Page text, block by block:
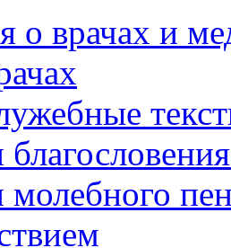
о врачах и